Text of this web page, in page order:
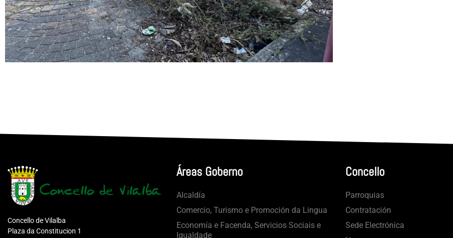
Concello de Vilalba
Plaza da Constitucion 1
Áreas Goberno
Alcaldía
Comercio, Turismo e Promoción da Lingua
Economía e Facenda, Servicios Sociais e
Igualdade
Concello
Parroquias
Contratación
Sede Electrónica